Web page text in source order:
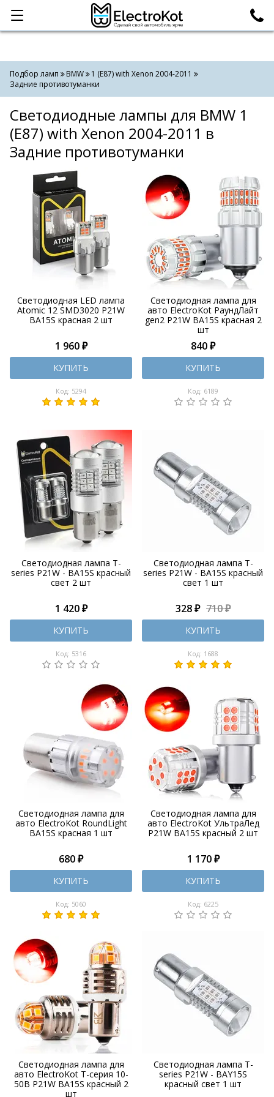
Категории Поиск
Подбор ламп BMW
1 (E87) with Xenon 2004-2011
Задние противотуманки
Светодиодные лампы для BMW 1
(E87) with Xenon 2004-2011 в
Задние противотуманки
Светодиодная LED лампа
Atomic 12 SMD3020 P21W
BA15S красная 2 шт
1 960 ₽
КУПИТЬ
Код: 5294
Светодиодная лампа для
авто ElectroKot РаундЛайт
gen2 P21W BA15S красная 2
шт
840 ₽
КУПИТЬ
Код: 6189
Светодиодная лампа T-
series P21W - BA15S красный
свет 2 шт
1 420 ₽
КУПИТЬ
Код: 5316
Светодиодная лампа T-
series P21W - BA15S красный
свет 1 шт
328 ₽ 710 ₽
КУПИТЬ
Код: 1688
Светодиодная лампа для
авто ElectroKot RoundLight
BA15S красная 1 шт
680 ₽
КУПИТЬ
Код: 5060
Светодиодная лампа для
авто ElectroKot УльтраЛед
P21W BA15S красный 2 шт
1 170 ₽
КУПИТЬ
Код: 6225
Светодиодная лампа для
авто ElectroKot Т-серия 10-
50В P21W BA15S красный 2
шт
Светодиодная лампа T-
series P21W - BAY15S
красный свет 1 шт